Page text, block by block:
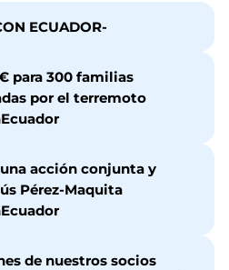
ECUADOR-
para 300 familias
por el terremoto
acción conjunta y
Pérez-Maquita
de nuestros socios